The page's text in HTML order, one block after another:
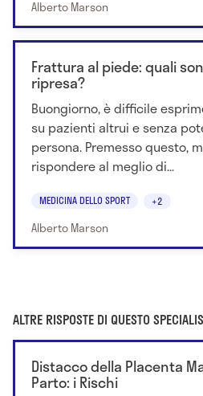
Alberto Marson
Frattura al piede: quali
ripresa?
Buongiorno, è difficile
su pazienti altrui e senza
persona. Premesso questo,
rispondere al meglio di...
MEDICINA DELLO SPORT +2
Alberto Marson
ALTRE RISPOSTE DI QUESTO
Distacco della Placenta
Parto: i Rischi